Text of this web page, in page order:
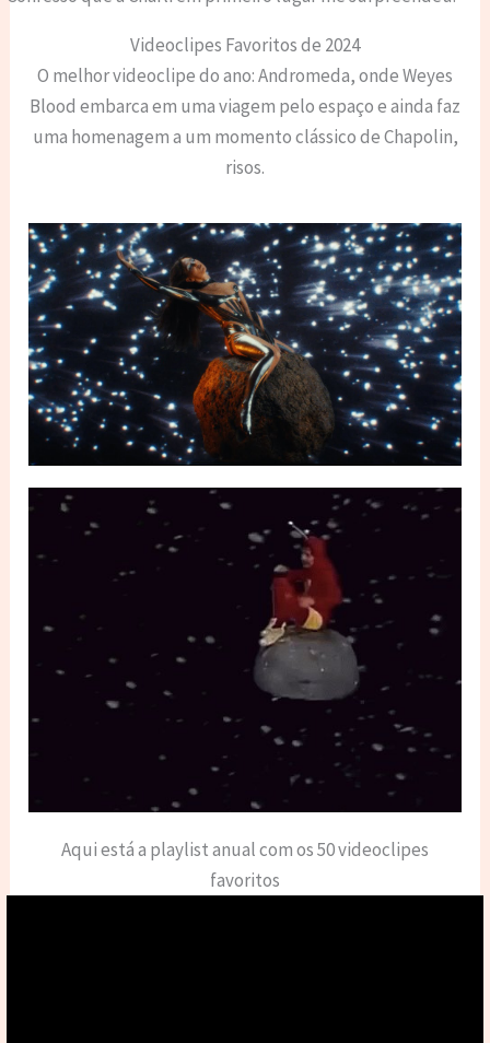
Videoclipes Favoritos de 2024
O melhor videoclipe do ano: Andromeda, onde Weyes
Blood embarca em uma viagem pelo espaço e ainda faz
uma homenagem a um momento clássico de Chapolin,
risos.
Aqui está a playlist anual com os 50 videoclipes
favoritos